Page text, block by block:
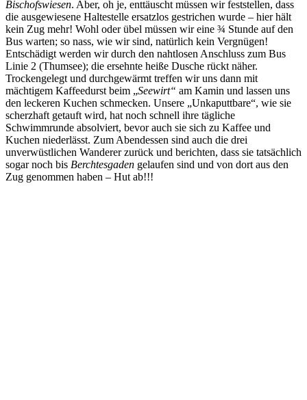
Bischofswiesen. Aber, oh je, enttäuscht müssen wir feststellen, dass
die ausgewiesene Haltestelle ersatzlos gestrichen wurde – hier hält
kein Zug mehr! Wohl oder übel müssen wir eine ¾ Stunde auf den
Bus warten; so nass, wie wir sind, natürlich kein Vergnügen!
Entschädigt werden wir durch den nahtlosen Anschluss zum Bus
Linie 2 (Thumsee); die ersehnte heiße Dusche rückt näher.
Trockengelegt und durchgewärmt treffen wir uns dann mit
mächtigem Kaffeedurst beim „Seewirt“ am Kamin und lassen uns
den leckeren Kuchen schmecken. Unsere „Unkaputtbare“, wie sie
scherzhaft getauft wird, hat noch schnell ihre tägliche
Schwimmrunde absolviert, bevor auch sie sich zu Kaffee und
Kuchen niederlässt. Zum Abendessen sind auch die drei
unverwüstlichen Wanderer zurück und berichten, dass sie tatsächlich
sogar noch bis Berchtesgaden gelaufen sind und von dort aus den
Zug genommen haben – Hut ab!!!